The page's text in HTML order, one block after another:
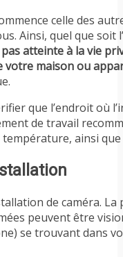
celle des
Ainsi, quel que
atteinte à la vie
votre maison ou
que l’endroit où
de travail
ainsi que
de caméra.
peuvent être
se trouvant dans